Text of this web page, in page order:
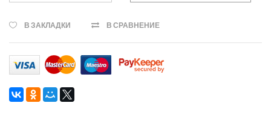
В ЗАКЛАДКИ В СРАВНЕНИЕ